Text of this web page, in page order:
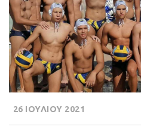
26 ΙΟΥΛΙΟΥ 2021